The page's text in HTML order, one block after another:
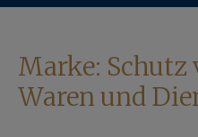
Marke: Schutz
Waren und